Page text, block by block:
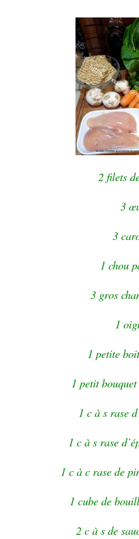
2 filets
3
3
1 chou
3 gros
1
1 petite
1 petit
1 c à s rase
1 c à s rase
1 c à c rase de
1 cube de
2 c à s de